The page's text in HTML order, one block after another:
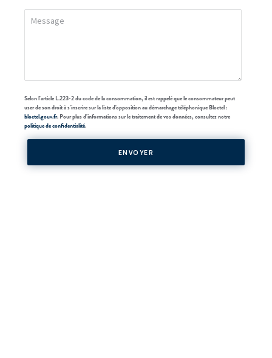
Selon l'article L.223-2 du code de la consommation, il est rappelé que le consommateur peut
user de son droit à s'inscrire sur la liste d'opposition au démarchage téléphonique Bloctel :
bloctel.gouv.fr. Pour plus d'informations sur le traitement de vos données, consultez notre
politique de confidentialité.